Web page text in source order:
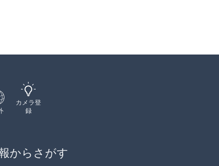
カメラ登
録
からさがす